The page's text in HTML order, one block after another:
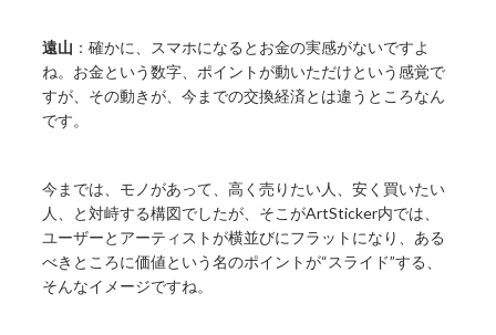
遠山 ：確かに、スマホになるとお金の実感がないですよ
ね。お金という数字、ポイントが動いただけという感覚で
すが、その動きが、今までの交換経済とは違うところなん
です。
今までは、モノがあって、高く売りたい人、安く買いたい
人、と対峙する構図でしたが、そこがArtSticker内では、
ユーザーとアーティストが横並びにフラットになり、ある
べきところに価値という名のポイントが“スライド”する、
そんなイメージですね。